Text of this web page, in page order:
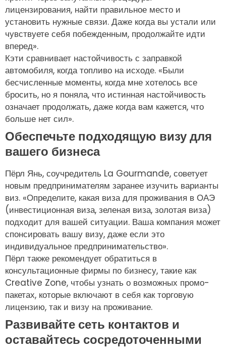
лицензирования, найти правильное место и
установить нужные связи. Даже когда вы устали или
чувствуете себя побежденным, продолжайте идти
вперед».
Кэти сравнивает настойчивость с заправкой
автомобиля, когда топливо на исходе. «Были
бесчисленные моменты, когда мне хотелось все
бросить, но я поняла, что истинная настойчивость
означает продолжать, даже когда вам кажется, что
больше нет сил».
Обеспечьте подходящую визу для
вашего бизнеса
Пёрл Янь, соучредитель La Gourmande, советует
новым предпринимателям заранее изучить варианты
виз. «Определите, какая виза для проживания в ОАЭ
(инвестиционная виза, зеленая виза, золотая виза)
подходит для вашей ситуации. Ваша компания может
спонсировать вашу визу, даже если это
индивидуальное предпринимательство».
Пёрл также рекомендует обратиться в
консультационные фирмы по бизнесу, такие как
Creative Zone, чтобы узнать о возможных промо-
пакетах, которые включают в себя как торговую
лицензию, так и визу на проживание.
Развивайте сеть контактов и
оставайтесь сосредоточенными